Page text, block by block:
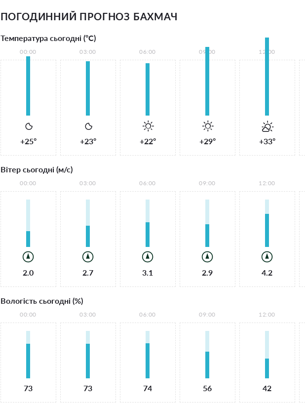
ПОГОДИННИЙ ПРОГНОЗ БАХМАЧ
Температура сьогодні (°С)
00:00
+25°
03:00
+23°
06:00
+22°
09:00
+29°
12:00
+33°
Вітер сьогодні (м/с)
00:00
2.0
03:00
2.7
06:00
3.1
09:00
2.9
12:00
4.2
Вологість сьогодні (%)
00:00
73
03:00
73
06:00
74
09:00
56
12:00
42